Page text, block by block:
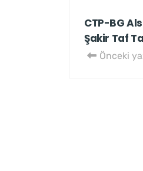
CTP-BG
Şakir Taf
Önceki